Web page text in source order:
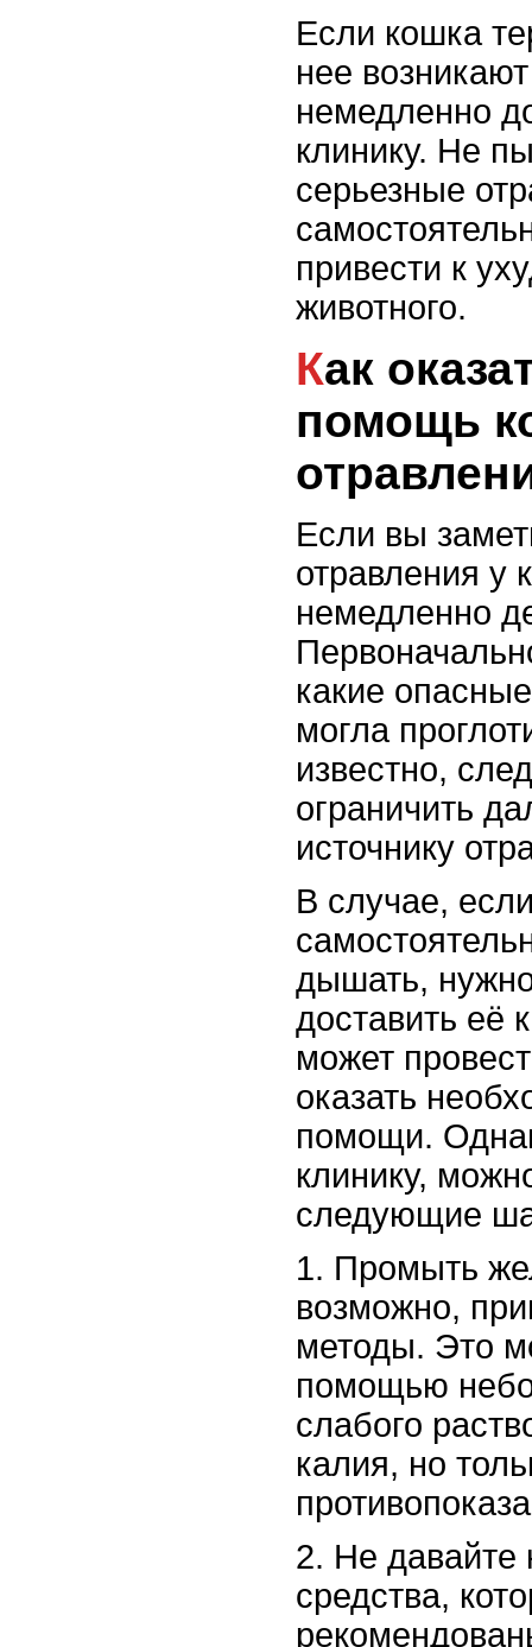
Если кошка
нее
немедленно
клинику. Не
серьезные
привести к
животного.
Как оказать первую
помощь
Если вы
отравления у
немедленно
какие
могла
известно,
ограничить
источнику
В случае,
дышать,
доставить её
может
оказать
помощи.
клинику,
следующие
1. Промыть
возможно,
методы. Это
помощью
слабого
калия, но
2. Не давайте
средства,